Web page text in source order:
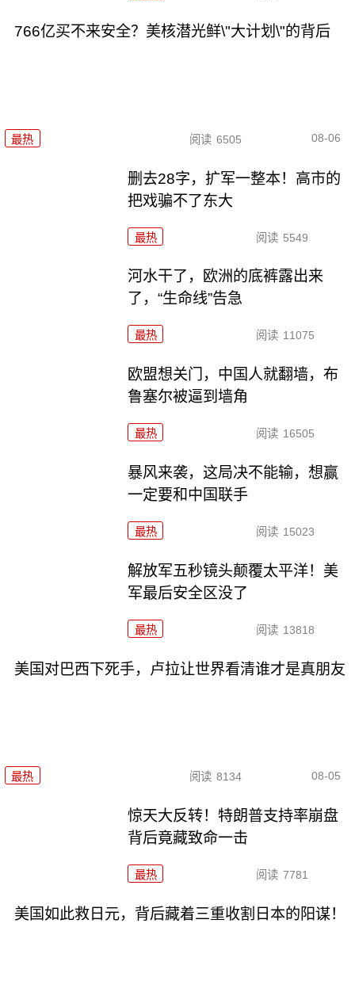
766亿买不来安全？美核潜光鲜\"大计划\"的背后
最热 阅读 6505 08-06
删去28字，扩军一整本！高市的
把戏骗不了东大
最热 阅读 5549
河水干了，欧洲的底裤露出来
了，“生命线”告急
最热 阅读 11075
欧盟想关门，中国人就翻墙，布
鲁塞尔被逼到墙角
最热 阅读 16505
暴风来袭，这局决不能输，想赢
一定要和中国联手
最热 阅读 15023
解放军五秒镜头颠覆太平洋！美
军最后安全区没了
最热 阅读 13818
美国对巴西下死手，卢拉让世界看清谁才是真朋友
最热 阅读 8134 08-05
惊天大反转！特朗普支持率崩盘
背后竟藏致命一击
最热 阅读 7781
美国如此救日元，背后藏着三重收割日本的阳谋！